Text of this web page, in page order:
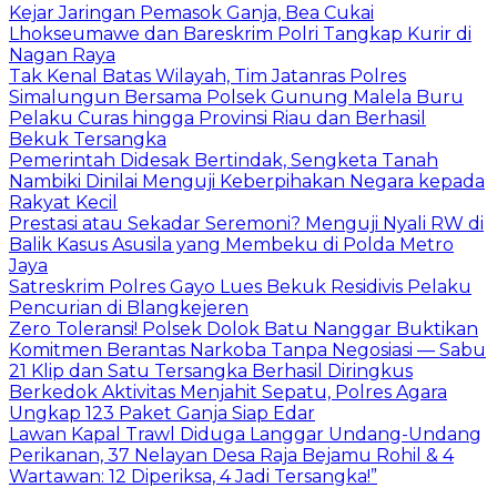
Kejar Jaringan Pemasok Ganja, Bea Cukai
Lhokseumawe dan Bareskrim Polri Tangkap Kurir di
Nagan Raya
Tak Kenal Batas Wilayah, Tim Jatanras Polres
Simalungun Bersama Polsek Gunung Malela Buru
Pelaku Curas hingga Provinsi Riau dan Berhasil
Bekuk Tersangka
Pemerintah Didesak Bertindak, Sengketa Tanah
Nambiki Dinilai Menguji Keberpihakan Negara kepada
Rakyat Kecil
Prestasi atau Sekadar Seremoni? Menguji Nyali RW di
Balik Kasus Asusila yang Membeku di Polda Metro
Jaya
Satreskrim Polres Gayo Lues Bekuk Residivis Pelaku
Pencurian di Blangkejeren
Zero Toleransi! Polsek Dolok Batu Nanggar Buktikan
Komitmen Berantas Narkoba Tanpa Negosiasi — Sabu
21 Klip dan Satu Tersangka Berhasil Diringkus
Berkedok Aktivitas Menjahit Sepatu, Polres Agara
Ungkap 123 Paket Ganja Siap Edar
Lawan Kapal Trawl Diduga Langgar Undang-Undang
Perikanan, 37 Nelayan Desa Raja Bejamu Rohil & 4
Wartawan: 12 Diperiksa, 4 Jadi Tersangka!”